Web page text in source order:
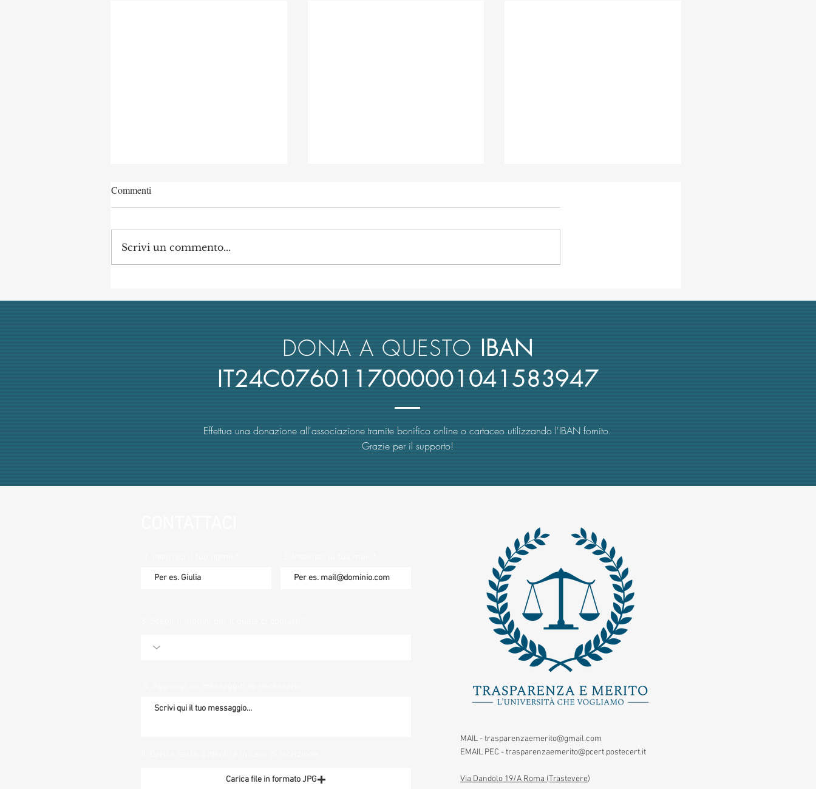
Classica a Uni Vanvitelli
conto del merito scientifico nel
rettore UniMe e presidente Crui:
Commenti
Scrivi un commento...
DONA A QUESTO IBAN
IT24C0760117000001041583947
Effettua una donazione all'associazione tramite bonifico online o cartaceo utilizzando l'IBAN fornito.
Grazie per il supporto!
Carica file in formato JPG
MAIL -trasparenzaemerito@gmail.com
EMAIL PEC -trasparenzaemerito@pcert.postecert.it
Via Dandolo 19/A Roma (Trastevere)